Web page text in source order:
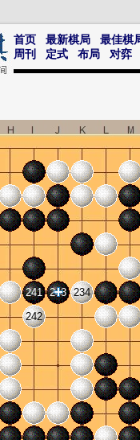
首页 最新棋局
最佳棋
周刊
定式 布局 对弈
234
241
242
243